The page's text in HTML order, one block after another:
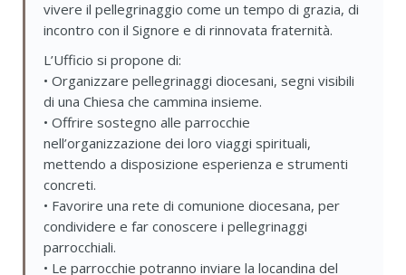
vivere il pellegrinaggio come un tempo di grazia, di
incontro con il Signore e di rinnovata fraternità.
L’Ufficio si propone di:
• Organizzare pellegrinaggi diocesani, segni visibili
di una Chiesa che cammina insieme.
• Offrire sostegno alle parrocchie
nell’organizzazione dei loro viaggi spirituali,
mettendo a disposizione esperienza e strumenti
concreti.
• Favorire una rete di comunione diocesana, per
condividere e far conoscere i pellegrinaggi
parrocchiali.
• Le parrocchie potranno inviare la locandina del